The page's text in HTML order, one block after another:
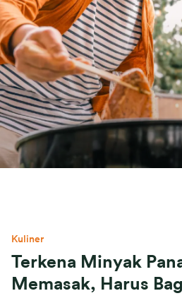
Kuliner
Terkena Minyak
Memasak, Harus